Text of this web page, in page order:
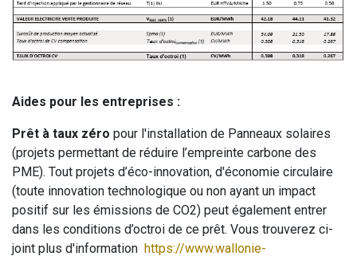
Aides pour les entreprises :
Prêt à taux zéro pour l'installation de Panneaux solaires
(projets permettant de réduire l’empreinte carbone des
PME). Tout projets d’éco-innovation, d'économie circulaire
(toute innovation technologique ou non ayant un impact
positif sur les émissions de CO2) peut également entrer
dans les conditions d’octroi de ce prêt. Vous trouverez ci-
joint plus d'information https://www.wallonie-